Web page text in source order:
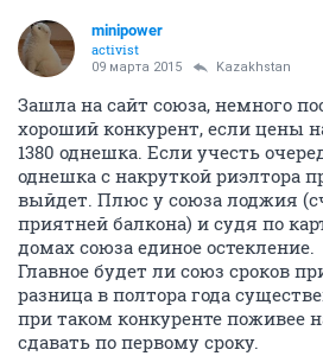
minipower
activist
09 марта 2015 Kazakhstan
Зашла на сайт союза, немного
хороший конкурент, если цены
1380 однешка. Если учесть
однешка с накруткой риэлтора
выйдет. Плюс у союза лоджия
приятней балкона) и судя по
домах союза единое остекление.
Главное будет ли союз сроков
разница в полтора года
при таком конкуренте поживее
сдавать по первому сроку.